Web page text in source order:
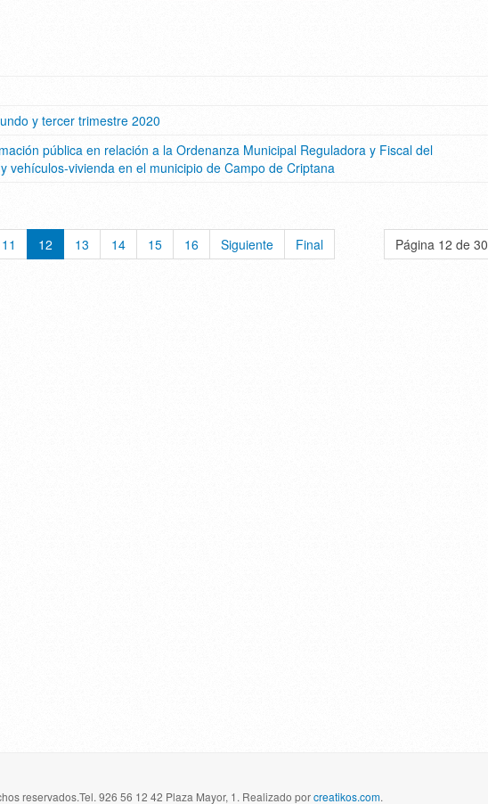
y tercer trimestre 2020
pública en relación a la Ordenanza Municipal Reguladora y Fiscal del
vehículos-vivienda en el municipio de Campo de Criptana
Página 12 de 30
11 12 13 14 15 16 Siguiente Final
reservados.Tel. 926 56 12 42 Plaza Mayor, 1. Realizado porcreatikos.com.